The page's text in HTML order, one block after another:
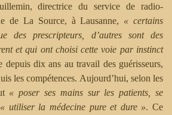
directrice du service de radio-
de La Source, à Lausanne, « certains
des prescripteurs, d’autres sont des
et qui ont choisi cette voie par instinct
depuis dix ans au travail des guérisseurs,
les compétences. Aujourd’hui, selon les
« poser ses mains sur les patients, se
« utiliser la médecine pure et dure ». Ce